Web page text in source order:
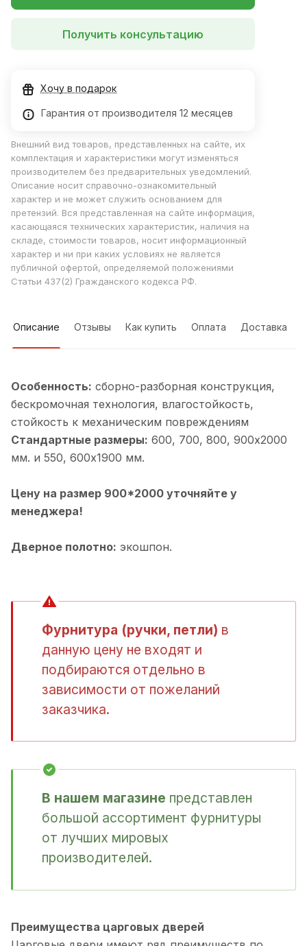
Получить консультацию
Хочу в подарок
Гарантия от производителя 12 месяцев
Внешний вид товаров, представленных на сайте, их
комплектация и характеристики могут изменяться
производителем без предварительных уведомлений.
Описание носит справочно-ознакомительный
характер и не может служить основанием для
претензий. Вся представленная на сайте информация,
касающаяся технических характеристик, наличия на
складе, стоимости товаров, носит информационный
характер и ни при каких условиях не является
публичной офертой, определяемой положениями
Статьи 437(2) Гражданского кодекса РФ.
Описание Отзывы Как купить Оплата Доставка
Особенность: cборно-разборная конструкция,
бескромочная технология, влагостойкость,
стойкость к механическим повреждениям
Стандартные размеры: 600, 700, 800, 900х2000
мм. и 550, 600х1900 мм.
Цену на размер 900*2000 уточняйте у
менеджера!
Дверное полотно: экошпон.
Фурнитура (ручки, петли) в
данную цену не входят и
подбираются отдельно в
зависимости от пожеланий
заказчика.
В нашем магазине представлен
большой ассортимент фурнитуры
от лучших мировых
производителей.
Преимущества царговых дверей